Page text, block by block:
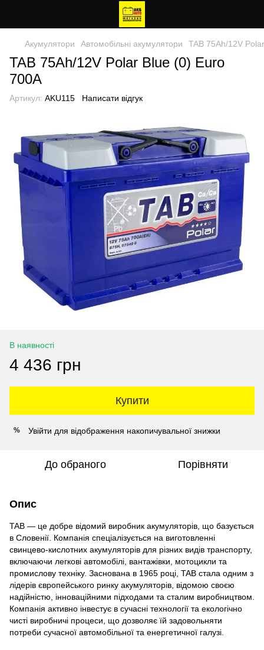
Акумулятори Автомобільні акумулятори TAB 75Ah/12V
TAB 75Ah/12V Polar Blue (0) Euro
700A
Артикул: AKU115 Написати відгук
В наявності
4 436 грн
Купити
% Увійти для відображення накопичувальної знижки
До обраного Порівняти
Опис
TAB — це добре відомий виробник акумуляторів, що базується
в Словенії. Компанія спеціалізується на виготовленні
свинцево-кислотних акумуляторів для різних видів транспорту,
включаючи легкові автомобілі, вантажівки, мотоцикли та
промислову техніку. Заснована в 1965 році, TAB стала одним з
лідерів європейського ринку акумуляторів, відомою своєю
надійністю, інноваційними підходами та сталим виробництвом.
Компанія активно інвестує в сучасні технології та екологічно
чисті виробничі процеси, що дозволяє їй задовольняти
потреби сучасної автомобільної та енергетичної галузі.